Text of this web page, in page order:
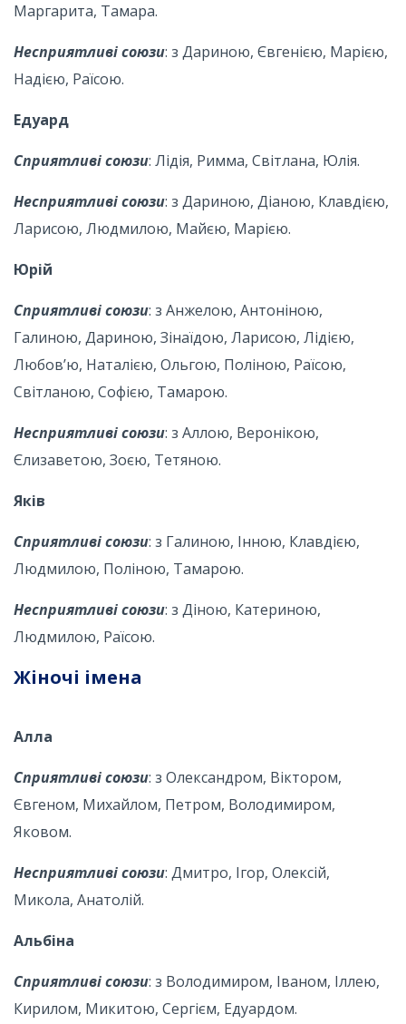
Маргарита, Тамара.
Несприятливі союзи: з Дариною, Євгенією, Марією,
Надією, Раїсою.
Едуард
Сприятливі союзи: Лідія, Римма, Світлана, Юлія.
Несприятливі союзи: з Дариною, Діаною, Клавдією,
Ларисою, Людмилою, Майєю, Марією.
Юрій
Сприятливі союзи: з Анжелою, Антоніною,
Галиною, Дариною, Зінаїдою, Ларисою, Лідією,
Любов’ю, Наталією, Ольгою, Поліною, Раїсою,
Світланою, Софією, Тамарою.
Несприятливі союзи: з Аллою, Веронікою,
Єлизаветою, Зоєю, Тетяною.
Яків
Сприятливі союзи: з Галиною, Інною, Клавдією,
Людмилою, Поліною, Тамарою.
Несприятливі союзи: з Діною, Катериною,
Людмилою, Раїсою.
Жіночі імена
Алла
Сприятливі союзи: з Олександром, Віктором,
Євгеном, Михайлом, Петром, Володимиром,
Яковом.
Несприятливі союзи: Дмитро, Ігор, Олексій,
Микола, Анатолій.
Альбіна
Сприятливі союзи: з Володимиром, Іваном, Іллею,
Кирилом, Микитою, Сергієм, Едуардом.